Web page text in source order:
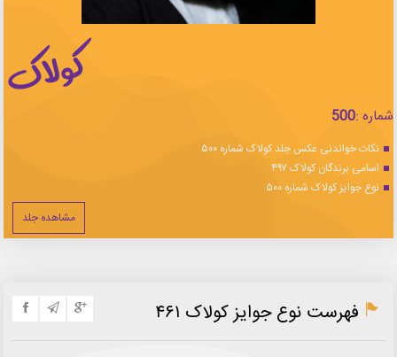
شماره :500
نکات خواندنی عکس جلد کولاک شماره ۵۰۰
اسامی برندگان کولاک ۴۹۷
نوع جوایز کولاک شماره ۵۰۰
مشاهده جلد
فهرست نوع جوایز کولاک ۴۶۱